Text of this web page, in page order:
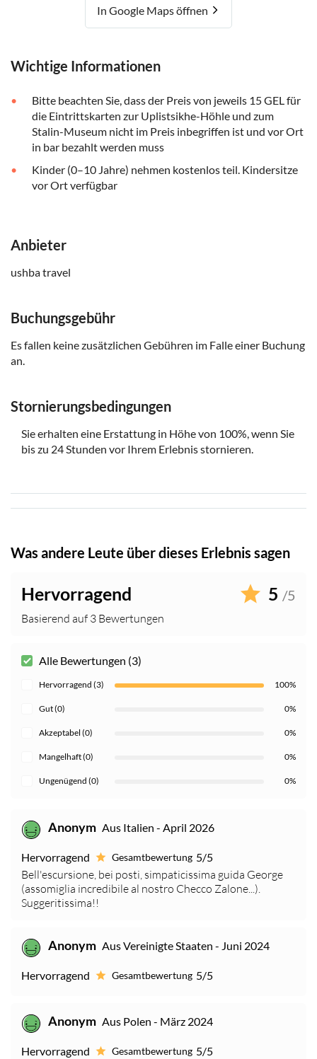
In Google Maps öffnen
Wichtige Informationen
Bitte beachten Sie, dass der Preis von jeweils 15 GEL für
die Eintrittskarten zur Uplistsikhe-Höhle und zum
Stalin-Museum nicht im Preis inbegriffen ist und vor Ort
in bar bezahlt werden muss
Kinder (0–10 Jahre) nehmen kostenlos teil. Kindersitze
vor Ort verfügbar
Anbieter
ushba travel
Buchungsgebühr
Es fallen keine zusätzlichen Gebühren im Falle einer Buchung
an.
Stornierungsbedingungen
Sie erhalten eine Erstattung in Höhe von 100%, wenn Sie
bis zu 24 Stunden vor Ihrem Erlebnis stornieren.
Was andere Leute über dieses Erlebnis sagen
Hervorragend 5 /5
Basierend auf 3 Bewertungen
Alle Bewertungen (3)
Hervorragend (3) 100%
Gut (0) 0%
Akzeptabel (0) 0%
Mangelhaft (0) 0%
Ungenügend (0) 0%
Anonym Aus Italien - April 2026
Hervorragend Gesamtbewertung 5/5
Bell'escursione, bei posti, simpaticissima guida George
(assomiglia incredibile al nostro Checco Zalone...).
Suggeritissima!!
Anonym Aus Vereinigte Staaten - Juni 2024
Hervorragend Gesamtbewertung 5/5
Anonym Aus Polen - März 2024
Hervorragend Gesamtbewertung 5/5